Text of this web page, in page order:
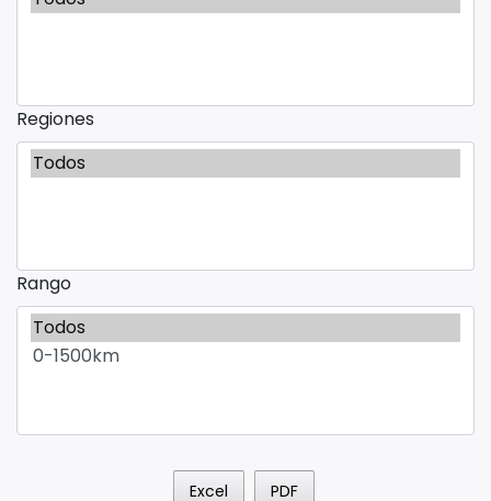
Regiones
Rango
Excel PDF